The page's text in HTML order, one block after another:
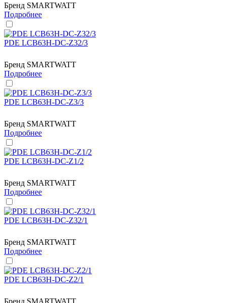
Бренд SMARTWATT
Подробнее
PDE LCB63H-DC-Z32/3
Бренд SMARTWATT
Подробнее
PDE LCB63H-DC-Z3/3
Бренд SMARTWATT
Подробнее
PDE LCB63H-DC-Z1/2
Бренд SMARTWATT
Подробнее
PDE LCB63H-DC-Z32/1
Бренд SMARTWATT
Подробнее
PDE LCB63H-DC-Z2/1
Бренд SMARTWATT